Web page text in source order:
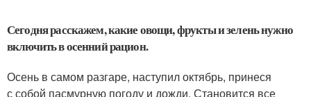
Сегодня расскажем, какие овощи, фрукты и зелень нужно
включить в осенний рацион.
Осень в самом разгаре, наступил октябрь, принеся
с собой пасмурную погоду и дожди. Становится все